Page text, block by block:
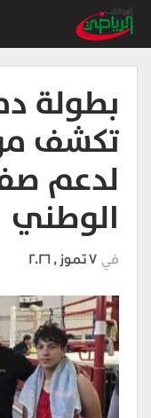
بطولة
تكشف
لدعم
الوطني
في 7 تموز , 2026